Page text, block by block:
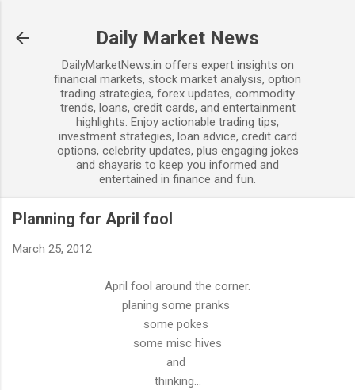
Daily Market News
DailyMarketNews.in offers expert insights on
financial markets, stock market analysis, option
trading strategies, forex updates, commodity
trends, loans, credit cards, and entertainment
highlights. Enjoy actionable trading tips,
investment strategies, loan advice, credit card
options, celebrity updates, plus engaging jokes
and shayaris to keep you informed and
entertained in finance and fun.
Planning for April fool
March 25, 2012
April fool around the corner.
planing some pranks
some pokes
some misc hives
and
thinking...